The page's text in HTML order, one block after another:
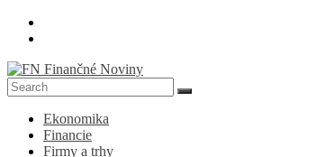
Skip
FN
Finančné
Noviny
Ekonomika
Financie
Firmy a trhy